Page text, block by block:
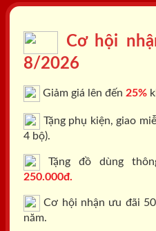
Cơ hội
8/2026
Giảm giá lên đến 25%
Tặng phụ kiện, giao
4 bộ).
Tặng đồ dùng
250.000đ.
Cơ hội nhận ưu đãi
năm.